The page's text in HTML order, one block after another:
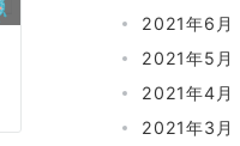
2021年6月
2021年5月
2021年4月
2021年3月